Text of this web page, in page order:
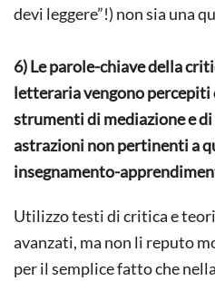
devi leggere”!) non sia una
6) Le parole-chiave della
letteraria vengono percepiti
strumenti di mediazione e di
astrazioni non pertinenti a
insegnamento-
Utilizzo testi di critica e
avanzati, ma non li reputo
per il semplice fatto che